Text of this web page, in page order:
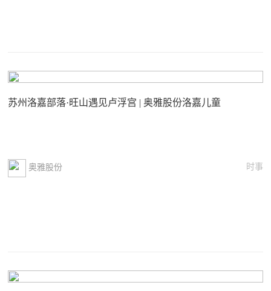
苏州洛嘉部落·旺山遇见卢浮宫 | 奥雅股份洛嘉儿童
奥雅股份 时事